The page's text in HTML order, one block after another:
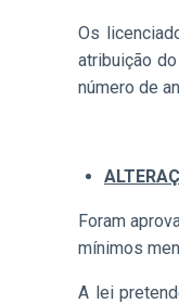
Os
atribuição
número de
Foram
mínimos
A lei